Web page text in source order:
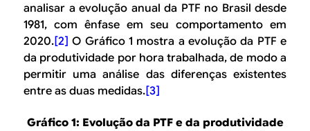
analisar a evolução anual da PTF no Brasil desde
1981, com ênfase em seu comportamento em
2020.[2] O Gráfico 1 mostra a evolução da PTF e
da produtividade por hora trabalhada, de modo a
permitir uma análise das diferenças existentes
entre as duas medidas.[3]
Gráfico 1: Evolução da PTF e da produtividade